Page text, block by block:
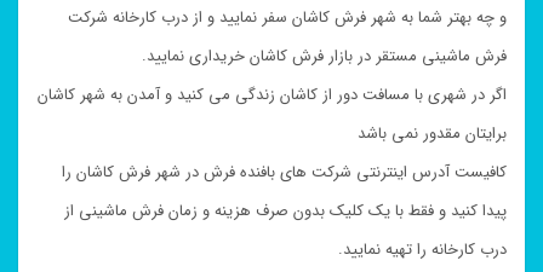
و چه بهتر شما به شهر فرش کاشان سفر نمایید و از درب کارخانه شرکت
فرش ماشینی مستقر در بازار فرش کاشان خریداری نمایید.
اگر در شهری با مسافت دور از کاشان زندگی می کنید و آمدن به شهر کاشان
برایتان مقدور نمی باشد
کافیست آدرس اینترنتی شرکت های بافنده فرش در شهر فرش کاشان را
پیدا کنید و فقط با یک کلیک بدون صرف هزینه و زمان فرش ماشینی از
درب کارخانه را تهیه نمایید.